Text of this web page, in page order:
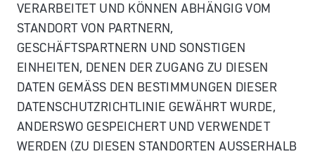
VERARBEITET UND KÖNNEN ABHÄNGIG VOM
STANDORT VON PARTNERN,
GESCHÄFTSPARTNERN UND SONSTIGEN
EINHEITEN, DENEN DER ZUGANG ZU DIESEN
DATEN GEMÄSS DEN BESTIMMUNGEN DIESER
DATENSCHUTZRICHTLINIE GEWÄHRT WURDE,
ANDERSWO GESPEICHERT UND VERWENDET
WERDEN (ZU DIESEN STANDORTEN AUSSERHALB